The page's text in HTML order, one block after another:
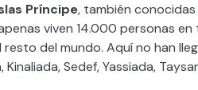
Príncipe, también
viven 14.000 personas en
del mundo. Aquí no han
Sedef, Yassiada,